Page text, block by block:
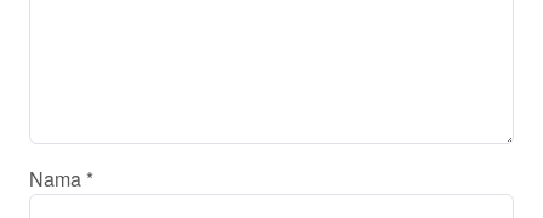
Nama *